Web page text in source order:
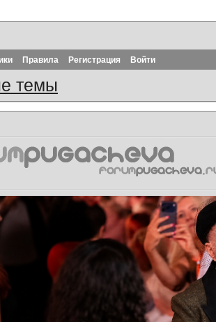
Правила Регистрация Войти
темы